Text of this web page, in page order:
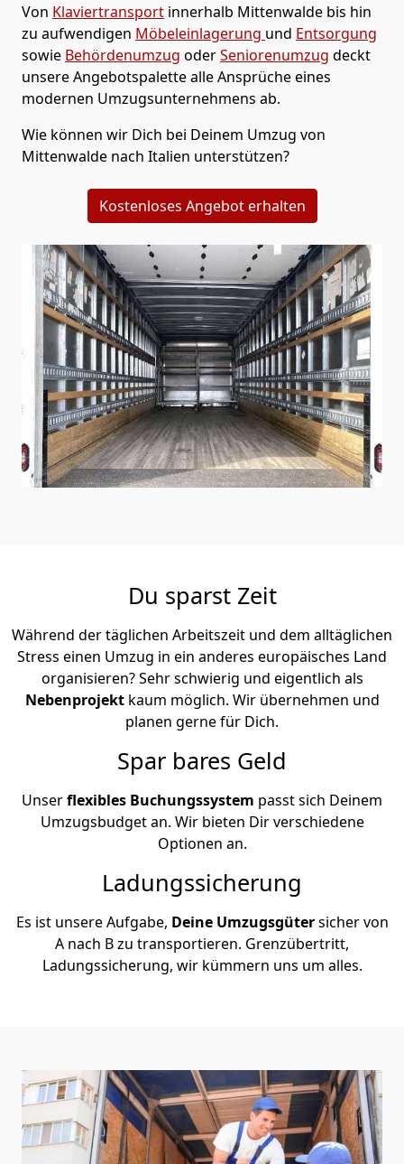
Von Klaviertransport innerhalb Mittenwalde bis hin
zu aufwendigen Möbeleinlagerung und Entsorgung
sowie Behördenumzug oderSeniorenumzug deckt
unsere Angebotspalette alle Ansprüche eines
modernen Umzugsunternehmens ab.
Wie können wir Dich bei Deinem Umzug von
Mittenwalde nach Italien unterstützen?
Kostenloses Angebot erhalten
Du sparst Zeit
Während der täglichen Arbeitszeit und dem alltäglichen
Stress einen Umzug in ein anderes europäisches Land
organisieren? Sehr schwierig und eigentlich als
Nebenprojekt kaum möglich. Wir übernehmen und
planen gerne für Dich.
Spar bares Geld
Unserflexibles Buchungssystem passt sich Deinem
Umzugsbudget an. Wir bieten Dir verschiedene
Optionen an.
Ladungssicherung
Es ist unsere Aufgabe, Deine Umzugsgütersicher von
A nach B zu transportieren. Grenzübertritt,
Ladungssicherung, wir kümmern uns um alles.